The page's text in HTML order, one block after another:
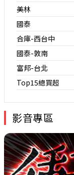
美林
國泰
合庫-西台中
國泰-敦南
富邦-台北
Top15總買超
影音專區